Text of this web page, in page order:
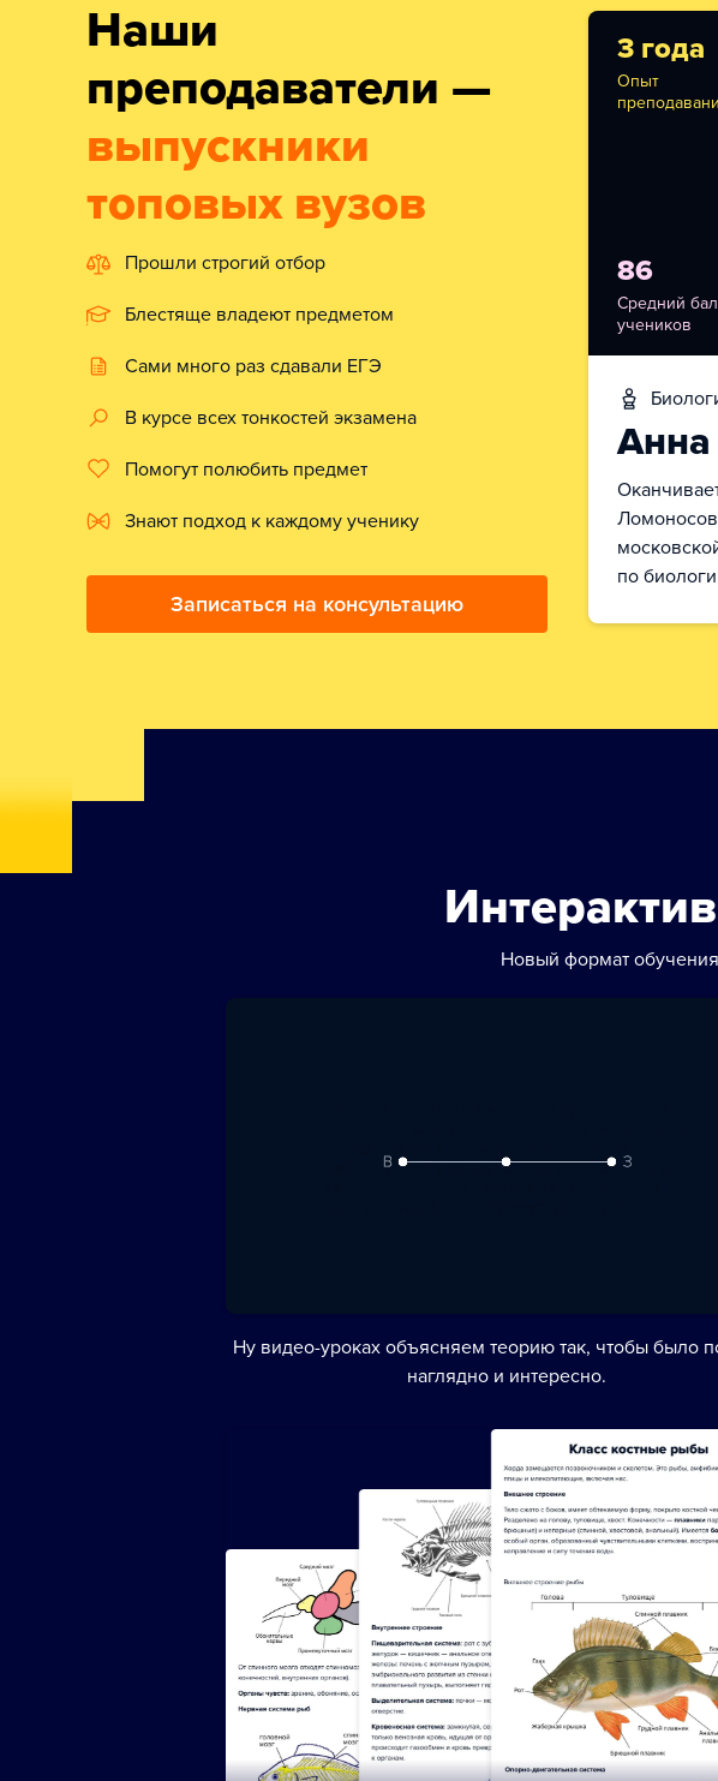
Наши
преподаватели —
выпускники
топовых вузов
Прошли строгий отбор
Блестяще владеют предметом
Сами много раз сдавали ЕГЭ
В курсе всех тонкостей экзамена
Помогут полюбить предмет
Знают подход к каждому ученику
Записаться на консультацию
3 года
Опыт
86
Средний
учеников
Анна
по
Новый формат
Ну видео-уроках объясняем теорию так, чтобы было
наглядно и интересно.